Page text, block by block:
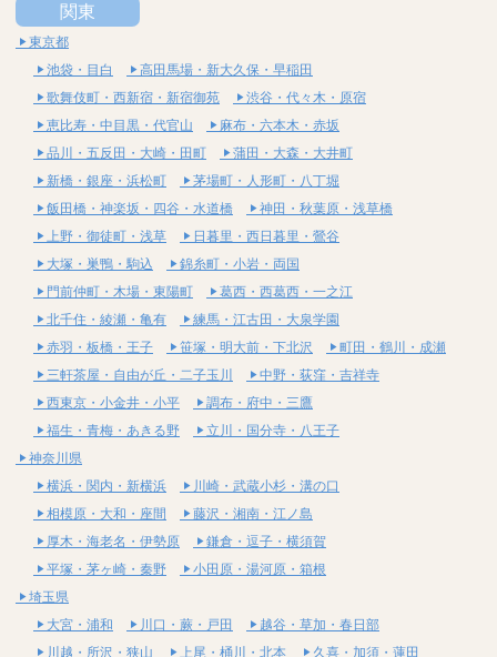
関東
東京都
池袋・目白
高田馬場・新大久保・早稲田
歌舞伎町・西新宿・新宿御苑
渋谷・代々木・原宿
恵比寿・中目黒・代官山
麻布・六本木・赤坂
品川・五反田・大崎・田町
蒲田・大森・大井町
新橋・銀座・浜松町
茅場町・人形町・八丁堀
飯田橋・神楽坂・四谷・水道橋
神田・秋葉原・浅草橋
上野・御徒町・浅草
日暮里・西日暮里・鶯谷
大塚・巣鴨・駒込
錦糸町・小岩・両国
門前仲町・木場・東陽町
葛西・西葛西・一之江
北千住・綾瀬・亀有
練馬・江古田・大泉学園
赤羽・板橋・王子
笹塚・明大前・下北沢
町田・鶴川・成瀬
三軒茶屋・自由が丘・二子玉川
中野・荻窪・吉祥寺
西東京・小金井・小平
調布・府中・三鷹
福生・青梅・あきる野
立川・国分寺・八王子
神奈川県
横浜・関内・新横浜
川崎・武蔵小杉・溝の口
相模原・大和・座間
藤沢・湘南・江ノ島
厚木・海老名・伊勢原
鎌倉・逗子・横須賀
平塚・茅ヶ崎・秦野
小田原・湯河原・箱根
埼玉県
大宮・浦和
川口・蕨・戸田
越谷・草加・春日部
川越・所沢・狭山
上尾・桶川・北本 久喜・加須・蓮田